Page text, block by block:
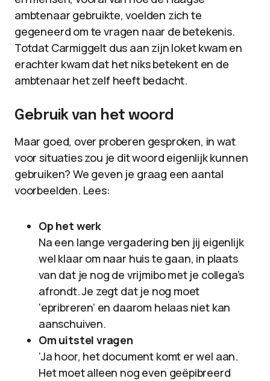
ambtenaar gebruikte, voelden zich te
gegeneerd om te vragen naar de betekenis.
Totdat Carmiggelt dus aan zijn loket kwam en
erachter kwam dat het niks betekent en de
ambtenaar het zelf heeft bedacht.
Gebruik van het woord
Maar goed, over proberen gesproken, in wat
voor situaties zou je dit woord eigenlijk kunnen
gebruiken? We geven je graag een aantal
voorbeelden. Lees:
Op het werk
Na een lange vergadering ben jij eigenlijk
wel klaar om naar huis te gaan, in plaats
van dat je nog de vrijmibo met je collega’s
afrondt. Je zegt dat je nog moet
‘epribreren’ en daarom helaas niet kan
aanschuiven.
Om uitstel vragen
‘Ja hoor, het document komt er wel aan.
Het moet alleen nog even geëpibreerd